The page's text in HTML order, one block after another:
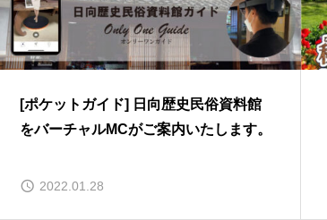
[ポケットガイド] 日向歴史民俗資料館
をバーチャルMCがご案内いたします。
2022.01.28